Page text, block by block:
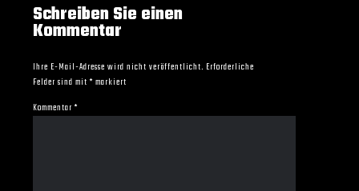
Schreiben Sie einen
Kommentar
Ihre E-Mail-Adresse wird nicht veröffentlicht. Erforderliche
Felder sind mit*markiert
Kommentar*